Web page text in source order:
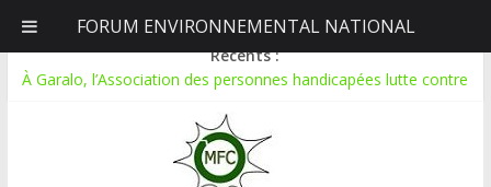
dimanche, août 9, 2026
Récents :
À Garalo, l’Association des personnes handicapées lutte contre
APPEL A CANDIDATURE POUR UN STAGE EN
Le blogging au service de l’écologie : Benbere montre la voie
FORUM ENVIRONNEMENTAL NATIONAL